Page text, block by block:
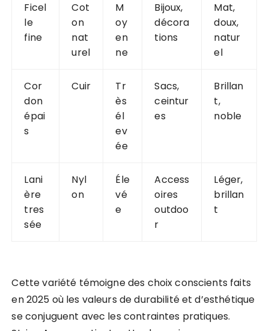
Ficel
le
fine
Cot
on
nat
urel
M
oy
en
ne
Bijoux,
décora
tions
Mat,
doux,
natur
el
Cor
don
épai
s
Cuir
Tr
ès
él
ev
ée
Sacs,
ceintur
es
Brillan
t,
noble
Lani
ère
tres
sée
Nyl
on
Éle
vé
e
Access
oires
outdoo
r
Léger,
brillan
t
Cette variété témoigne des choix conscients faits
en 2025 où les valeurs de durabilité et d’esthétique
se conjuguent avec les contraintes pratiques.